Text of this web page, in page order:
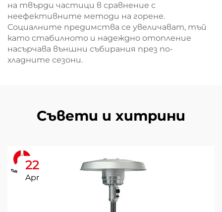
на твърди частици в сравнение с
неефективните методи на горене.
Социалните предимства се увеличават, тъй
като стабилното и надеждно отопление
насърчава външни събирания през по-
хладните сезони.
Съвети и хитрини
22
Apr